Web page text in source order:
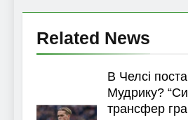
Related News
В Челсі
Мудрику?
трансфер